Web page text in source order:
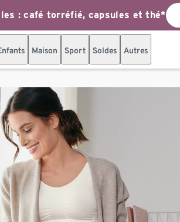
: café torréfié, capsules et thé*
Maison Sport Soldes Autres